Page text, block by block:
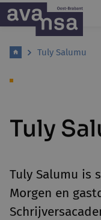
Tuly Salumu
Tuly
Tuly Salumu is
Morgen en